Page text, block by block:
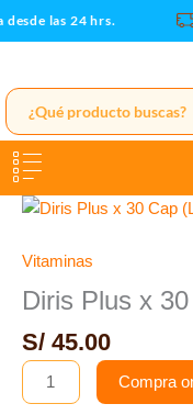
al
las 24 hrs.
Vitaminas
Diris Plus x
S/ 45.00
Diris
x
Cap
(Luteina+Zinc)
cantidad
Compra
cantidad